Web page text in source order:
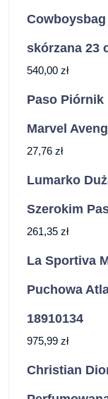
skórzana 23
540,00 zł
Paso Piórnik
Marvel
27,76 zł
Lumarko
Szerokim
261,35 zł
La Sportiva
Puchowa
18910134
975,99 zł
Christian